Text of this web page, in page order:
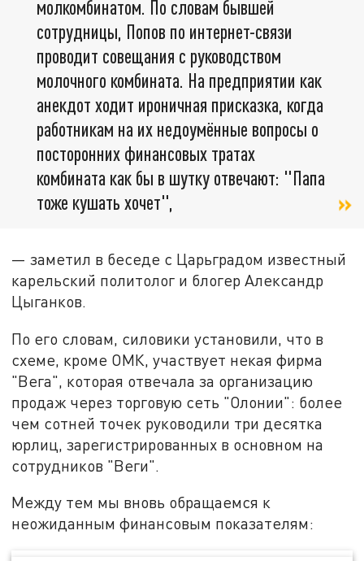
молкомбинатом. По словам бывшей
сотрудницы, Попов по интернет-связи
проводит совещания с руководством
молочного комбината. На предприятии как
анекдот ходит ироничная присказка, когда
работникам на их недоумённые вопросы о
посторонних финансовых тратах
комбината как бы в шутку отвечают: "Папа
тоже кушать хочет",
— заметил в беседе с Царьградом известный
карельский политолог и блогер Александр
Цыганков.
По его словам, силовики установили, что в
схеме, кроме ОМК, участвует некая фирма
"Вега", которая отвечала за организацию
продаж через торговую сеть "Олонии": более
чем сотней точек руководили три десятка
юрлиц, зарегистрированных в основном на
сотрудников "Веги".
Между тем мы вновь обращаемся к
неожиданным финансовым показателям: